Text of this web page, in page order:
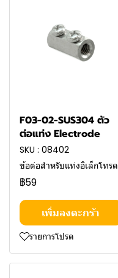
F03-02-SUS304 ตัว
ต่อแท่ง Electrode
SKU : 08402
ข้อต่อสำหรับแท่งอิเล็กโทรด
฿59
เพิ่มลงตะกร้า
รายการโปรด